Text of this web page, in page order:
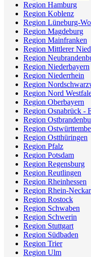
Region Hamburg
Region Koblenz
Region Lüneburg-
Region Magdeburg
Region Mainfranken
Region Mittlerer
Region
Region Niederbayern
Region Niederrhein
Region
Region Nord
Region Oberbayern
Region Osnabrück -
Region
Region
Region Ostthüringen
Region Pfalz
Region Potsdam
Region Regensburg
Region Reutlingen
Region Rheinhessen
Region Rhein-Neckar
Region Rostock
Region Schwaben
Region Schwerin
Region Stuttgart
Region Südbaden
Region Trier
Region Ulm